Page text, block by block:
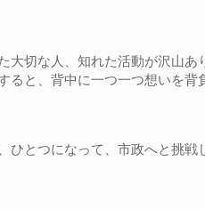
切な人、知れた活動が沢山あ
ると、背中に一つ一つ想いを
とつになって、市政へと挑戦